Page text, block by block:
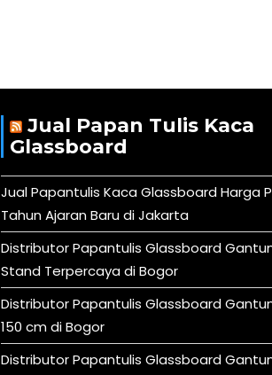
Jual Papan Tulis Kaca
Glassboard
Jual Papantulis Kaca Glassboard Harga
Tahun Ajaran Baru di Jakarta
Distributor Papantulis Glassboard
Stand Terpercaya di Bogor
Distributor Papantulis Glassboard
150 cm di Bogor
Distributor Papantulis Glassboard